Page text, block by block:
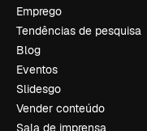
Emprego
Tendências de pesquisa
Blog
Eventos
Slidesgo
Vender conteúdo
Sala de imprensa